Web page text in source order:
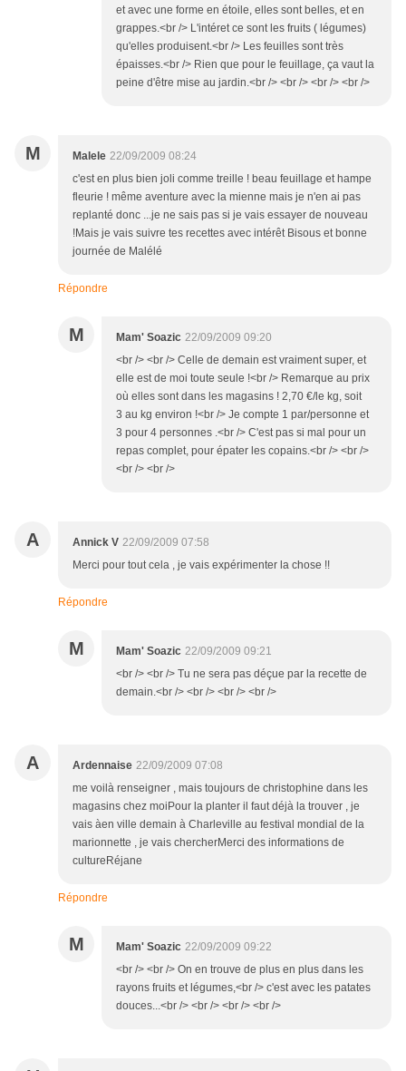
et avec une forme en étoile, elles sont belles, et en
grappes.<br /> L'intéret ce sont les fruits ( légumes)
qu'elles produisent.<br /> Les feuilles sont très
épaisses.<br /> Rien que pour le feuillage, ça vaut la
peine d'être mise au jardin.<br /> <br /> <br /> <br />
M Malele 22/09/2009 08:24
c'est en plus bien joli comme treille ! beau feuillage et hampe
fleurie ! même aventure avec la mienne mais je n'en ai pas
replanté donc ...je ne sais pas si je vais essayer de nouveau
!Mais je vais suivre tes recettes avec intérêt Bisous et bonne
journée de Malélé
Répondre
M Mam' Soazic 22/09/2009 09:20
<br /> <br /> Celle de demain est vraiment super, et
elle est de moi toute seule !<br /> Remarque au prix
où elles sont dans les magasins ! 2,70 €/le kg, soit
3 au kg environ !<br /> Je compte 1 par/personne et
3 pour 4 personnes .<br /> C'est pas si mal pour un
repas complet, pour épater les copains.<br /> <br />
<br /> <br />
A Annick V 22/09/2009 07:58
Merci pour tout cela , je vais expérimenter la chose !!
Répondre
M Mam' Soazic 22/09/2009 09:21
<br /> <br /> Tu ne sera pas déçue par la recette de
demain.<br /> <br /> <br /> <br />
A Ardennaise 22/09/2009 07:08
me voilà renseigner , mais toujours de christophine dans les
magasins chez moiPour la planter il faut déjà la trouver , je
vais àen ville demain à Charleville au festival mondial de la
marionnette , je vais chercherMerci des informations de
cultureRéjane
Répondre
M Mam' Soazic 22/09/2009 09:22
<br /> <br /> On en trouve de plus en plus dans les
rayons fruits et légumes,<br /> c'est avec les patates
douces...<br /> <br /> <br /> <br />